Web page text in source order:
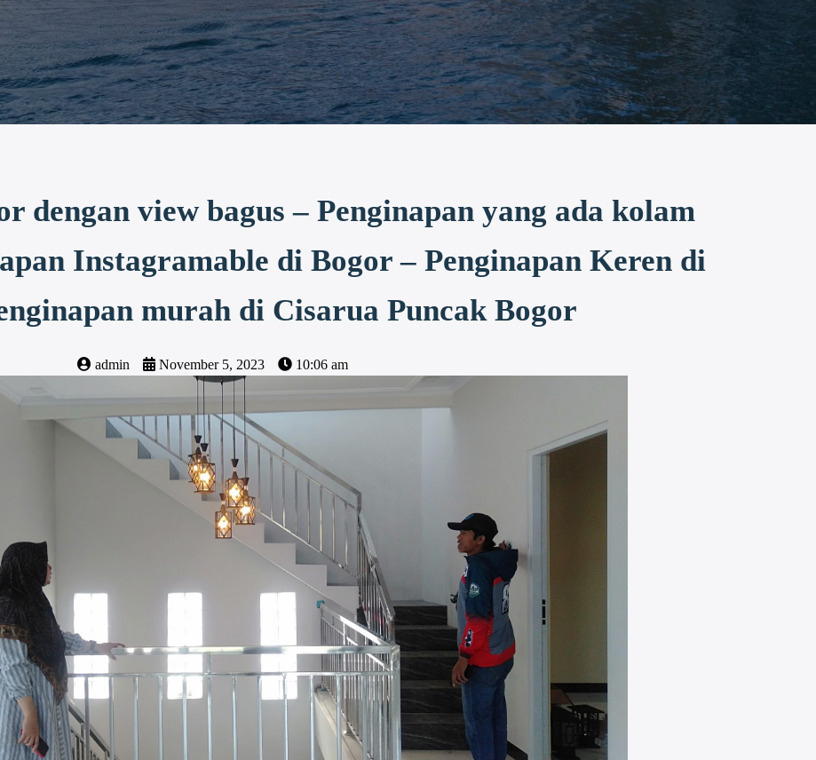
dengan view bagus – Penginapan yang ada kolam
Instagramable di Bogor – Penginapan Keren di
murah di Cisarua Puncak Bogor
admin November 5, 2023 10:06 am